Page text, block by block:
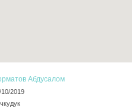
Абдусалом
10/2019